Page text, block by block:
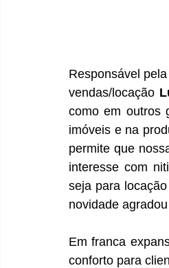
Responsável
vendas/locação
como em outros
imóveis e na
permite que
interesse com
seja para
novidade
Em franca
conforto para